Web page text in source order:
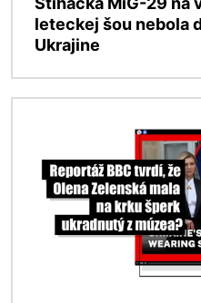
leteckej šou nebola
Ukrajine